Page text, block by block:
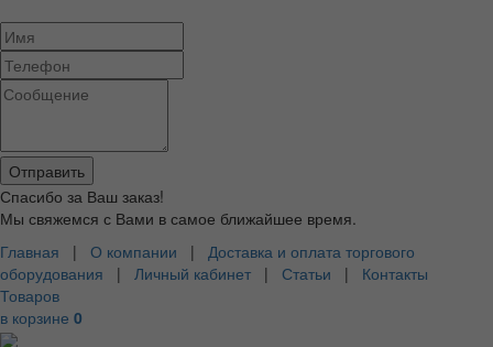
Спасибо за Ваш заказ!
Мы свяжемся с Вами в самое ближайшее время.
Главная | О компании | Доставка и оплата торгового
оборудования | Личный кабинет | Статьи | Контакты
Товаров
в корзине 0